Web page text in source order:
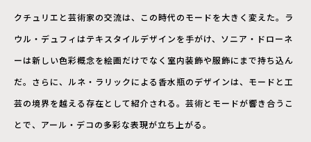
クチュリエと芸術家の交流は、この時代のモードを大きく変えた。ラ
ウル・デュフィはテキスタイルデザインを手がけ、ソニア・ドローネ
ーは新しい色彩概念を絵画だけでなく室内装飾や服飾にまで持ち込ん
だ。さらに、ルネ・ラリックによる香水瓶のデザインは、モードと工
芸の境界を越える存在として紹介される。芸術とモードが響き合うこ
とで、アール・デコの多彩な表現が立ち上がる。